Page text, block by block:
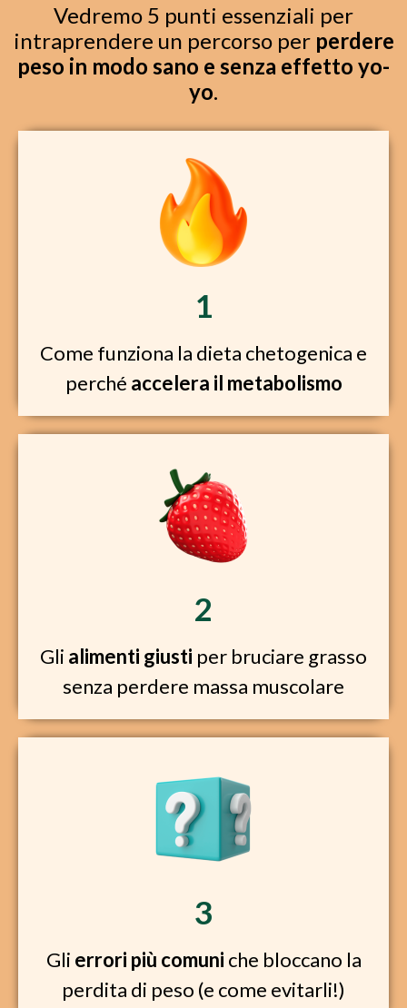
Vedremo 5 punti essenziali per
intraprendere un percorso per perdere
peso in modo sano e senza effetto yo-
yo.
1
Come funziona la dieta chetogenica e
perché accelera il metabolismo
2
Gli alimenti giusti per bruciare grasso
senza perdere massa muscolare
3
Gli errori più comuni che bloccano la
perdita di peso (e come evitarli!)